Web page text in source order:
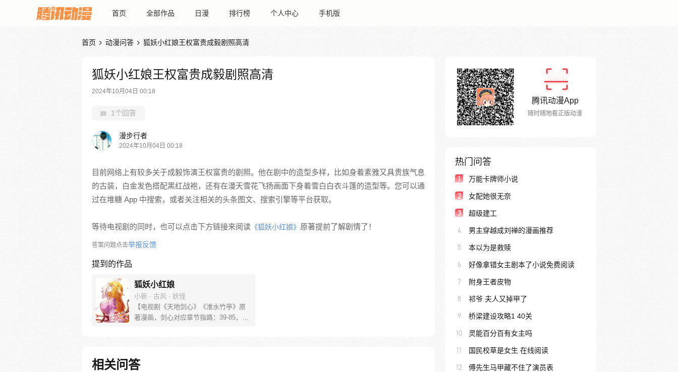
首页 全部作品 日漫 排行榜 个人中心 手机版
首页  动漫问答  狐妖小红娘王权富贵成毅剧照高清
狐妖小红娘王权富贵成毅剧照高清
2024年10月04日 00:18
1个回答
漫步行者
2024年10月04日 00:18
目前网络上有较多关于成毅饰演王权富贵的剧照。他在剧中的造型多样，比如身着素雅又具贵族气息
的古装，白金发色搭配黑红战袍，还有在漫天雪花飞扬画面下身着雪白白衣斗篷的造型等。您可以通
过在堆糖 App 中搜索，或者关注相关的头条图文、搜索引擎等平台获取。
等待电视剧的同时，也可以点击下方链接来阅读 《狐妖小红娘》 原著提前了解剧情了！
答案问题点击举报反馈
提到的作品
狐妖小红娘
小新 · 古风 · 妖怪
【电视剧《天地剑心》《淮水竹亭》原
著漫画，剑心对应章节指路：39-85，淮
新。）
相关问答
腾讯动漫App
随时随地看正版动漫
热门问答
1 万能卡牌师小说
2 女配她很无奈
3 超级建工
4 男主穿越成刘禅的漫画推荐
5 本以为是救赎
6 好像拿错女主剧本了小说免费阅读
7 附身王者皮物
8 祁爷 夫人又掉甲了
9 桥梁建设攻略1 40关
10 灵能百分百有女主吗
11 国民校草是女生 在线阅读
12 傅先生马甲藏不住了演员表